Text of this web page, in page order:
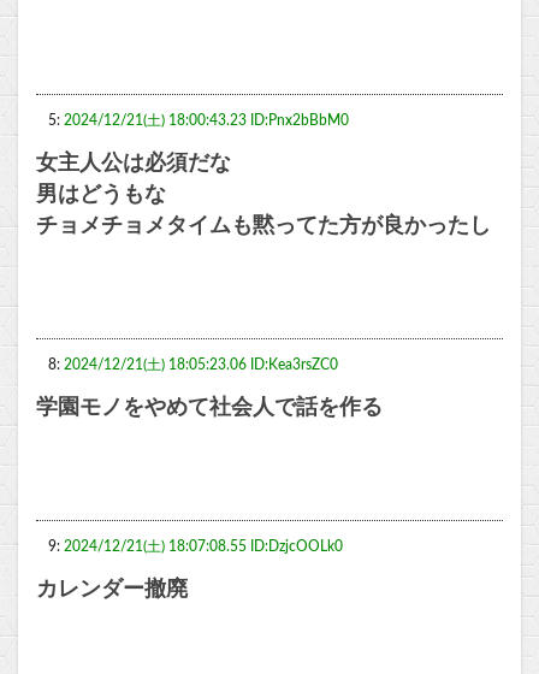
5: 2024/12/21(土) 18:00:43.23 ID:Pnx2bBbM0
女主人公は必須だな
男はどうもな
チョメチョメタイムも黙ってた方が良かったし
8: 2024/12/21(土) 18:05:23.06 ID:Kea3rsZC0
学園モノをやめて社会人で話を作る
9: 2024/12/21(土) 18:07:08.55 ID:DzjcOOLk0
カレンダー撤廃